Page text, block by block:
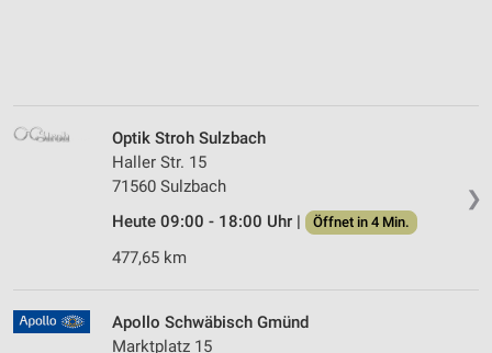
❯
Optik Stroh Sulzbach
Haller Str. 15
71560 Sulzbach
Heute 09:00 - 18:00 Uhr |
Öffnet in 4 Min.
477,65 km
Apollo Schwäbisch Gmünd
Marktplatz 15